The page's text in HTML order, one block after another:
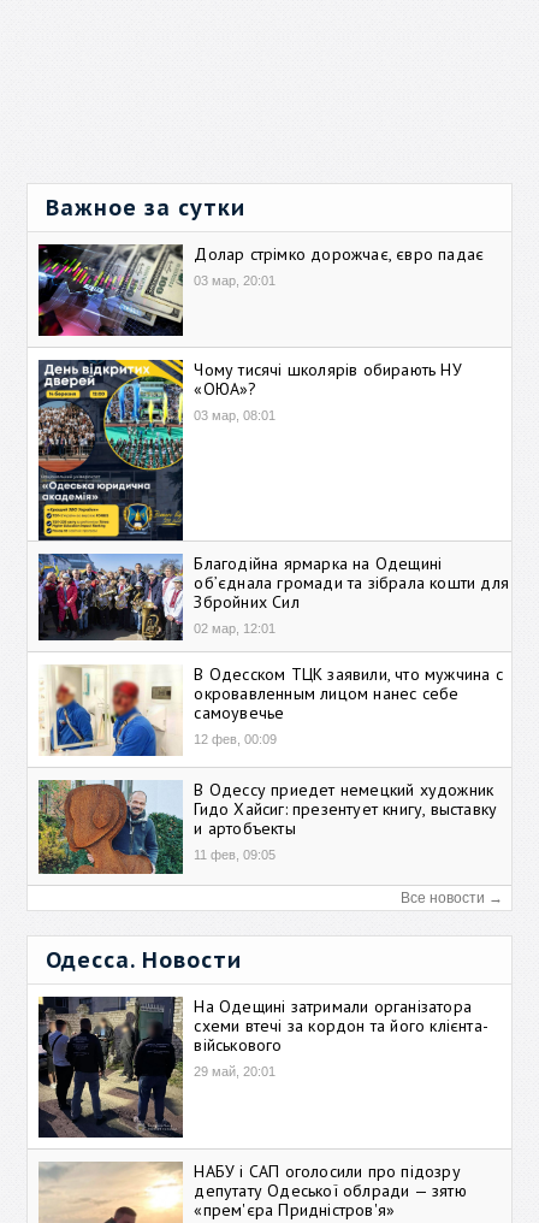
Важное за сутки
Долар стрімко дорожчає, євро падає
03 мар, 20:01
Чому тисячі школярів обирають НУ
«ОЮА»?
03 мар, 08:01
Благодійна ярмарка на Одещині
об’єднала громади та зібрала кошти для
Збройних Сил
02 мар, 12:01
В Одесском ТЦК заявили, что мужчина с
окровавленным лицом нанес себе
самоувечье
12 фев, 00:09
В Одессу приедет немецкий художник
Гидо Хайсиг: презентует книгу, выставку
и артобъекты
11 фев, 09:05
Все новости →
Одесса. Новости
На Одещині затримали організатора
схеми втечі за кордон та його клієнта-
військового
29 май, 20:01
НАБУ і САП оголосили про підозру
депутату Одеської облради — зятю
«прем'єра Придністров'я»